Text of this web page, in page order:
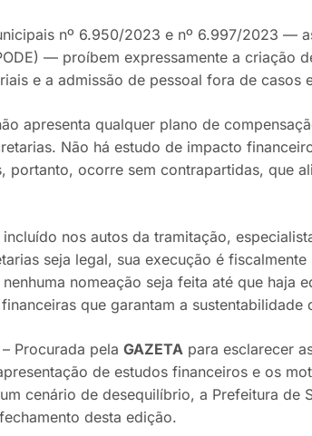
nº 6.950/2023 e nº 6.997/2023 —
— proíbem expressamente a criação
e a admissão de pessoal fora de casos
apresenta qualquer plano de
Não há estudo de impacto
portanto, ocorre sem contrapartidas, que
nos autos da tramitação,
seja legal, sua execução é
nomeação seja feita até que haja
que garantam a sustentabilidade
– Procurada pela GAZETA para esclarecer
de estudos financeiros e os
cenário de desequilíbrio, a Prefeitura de
desta edição.